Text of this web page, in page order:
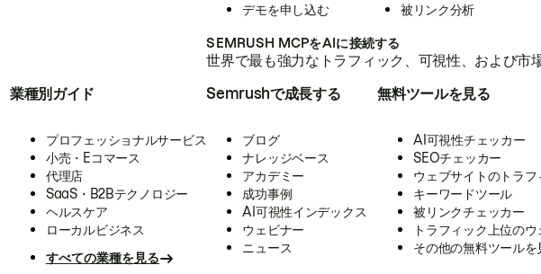
デモを申し込む
被リンク分析
SEMRUSH MCPをAIに接続する
世界で最も強力なトラフィック、可視性、および
業種別ガイド
プロフェッショナルサービス
小売・Eコマース
代理店
SaaS・B2Bテクノロジー
ヘルスケア
ローカルビジネス
すべての業種を見る
Semrushで成長する
ブログ
ナレッジベース
アカデミー
成功事例
AI可視性インデックス
ウェビナー
ニュース
無料ツールを見る
AI可視性チェッカー
SEOチェッカー
ウェブサイトのトラ
キーワードツール
被リンクチェッカー
トラフィック上位の
その他の無料ツールを